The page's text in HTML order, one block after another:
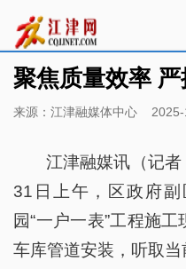
聚焦质量效率
来源：江津融媒体中心 2025-
江津融媒讯（记者
31日上午，区政府
园“一户一表”工程施
车库管道安装，听取